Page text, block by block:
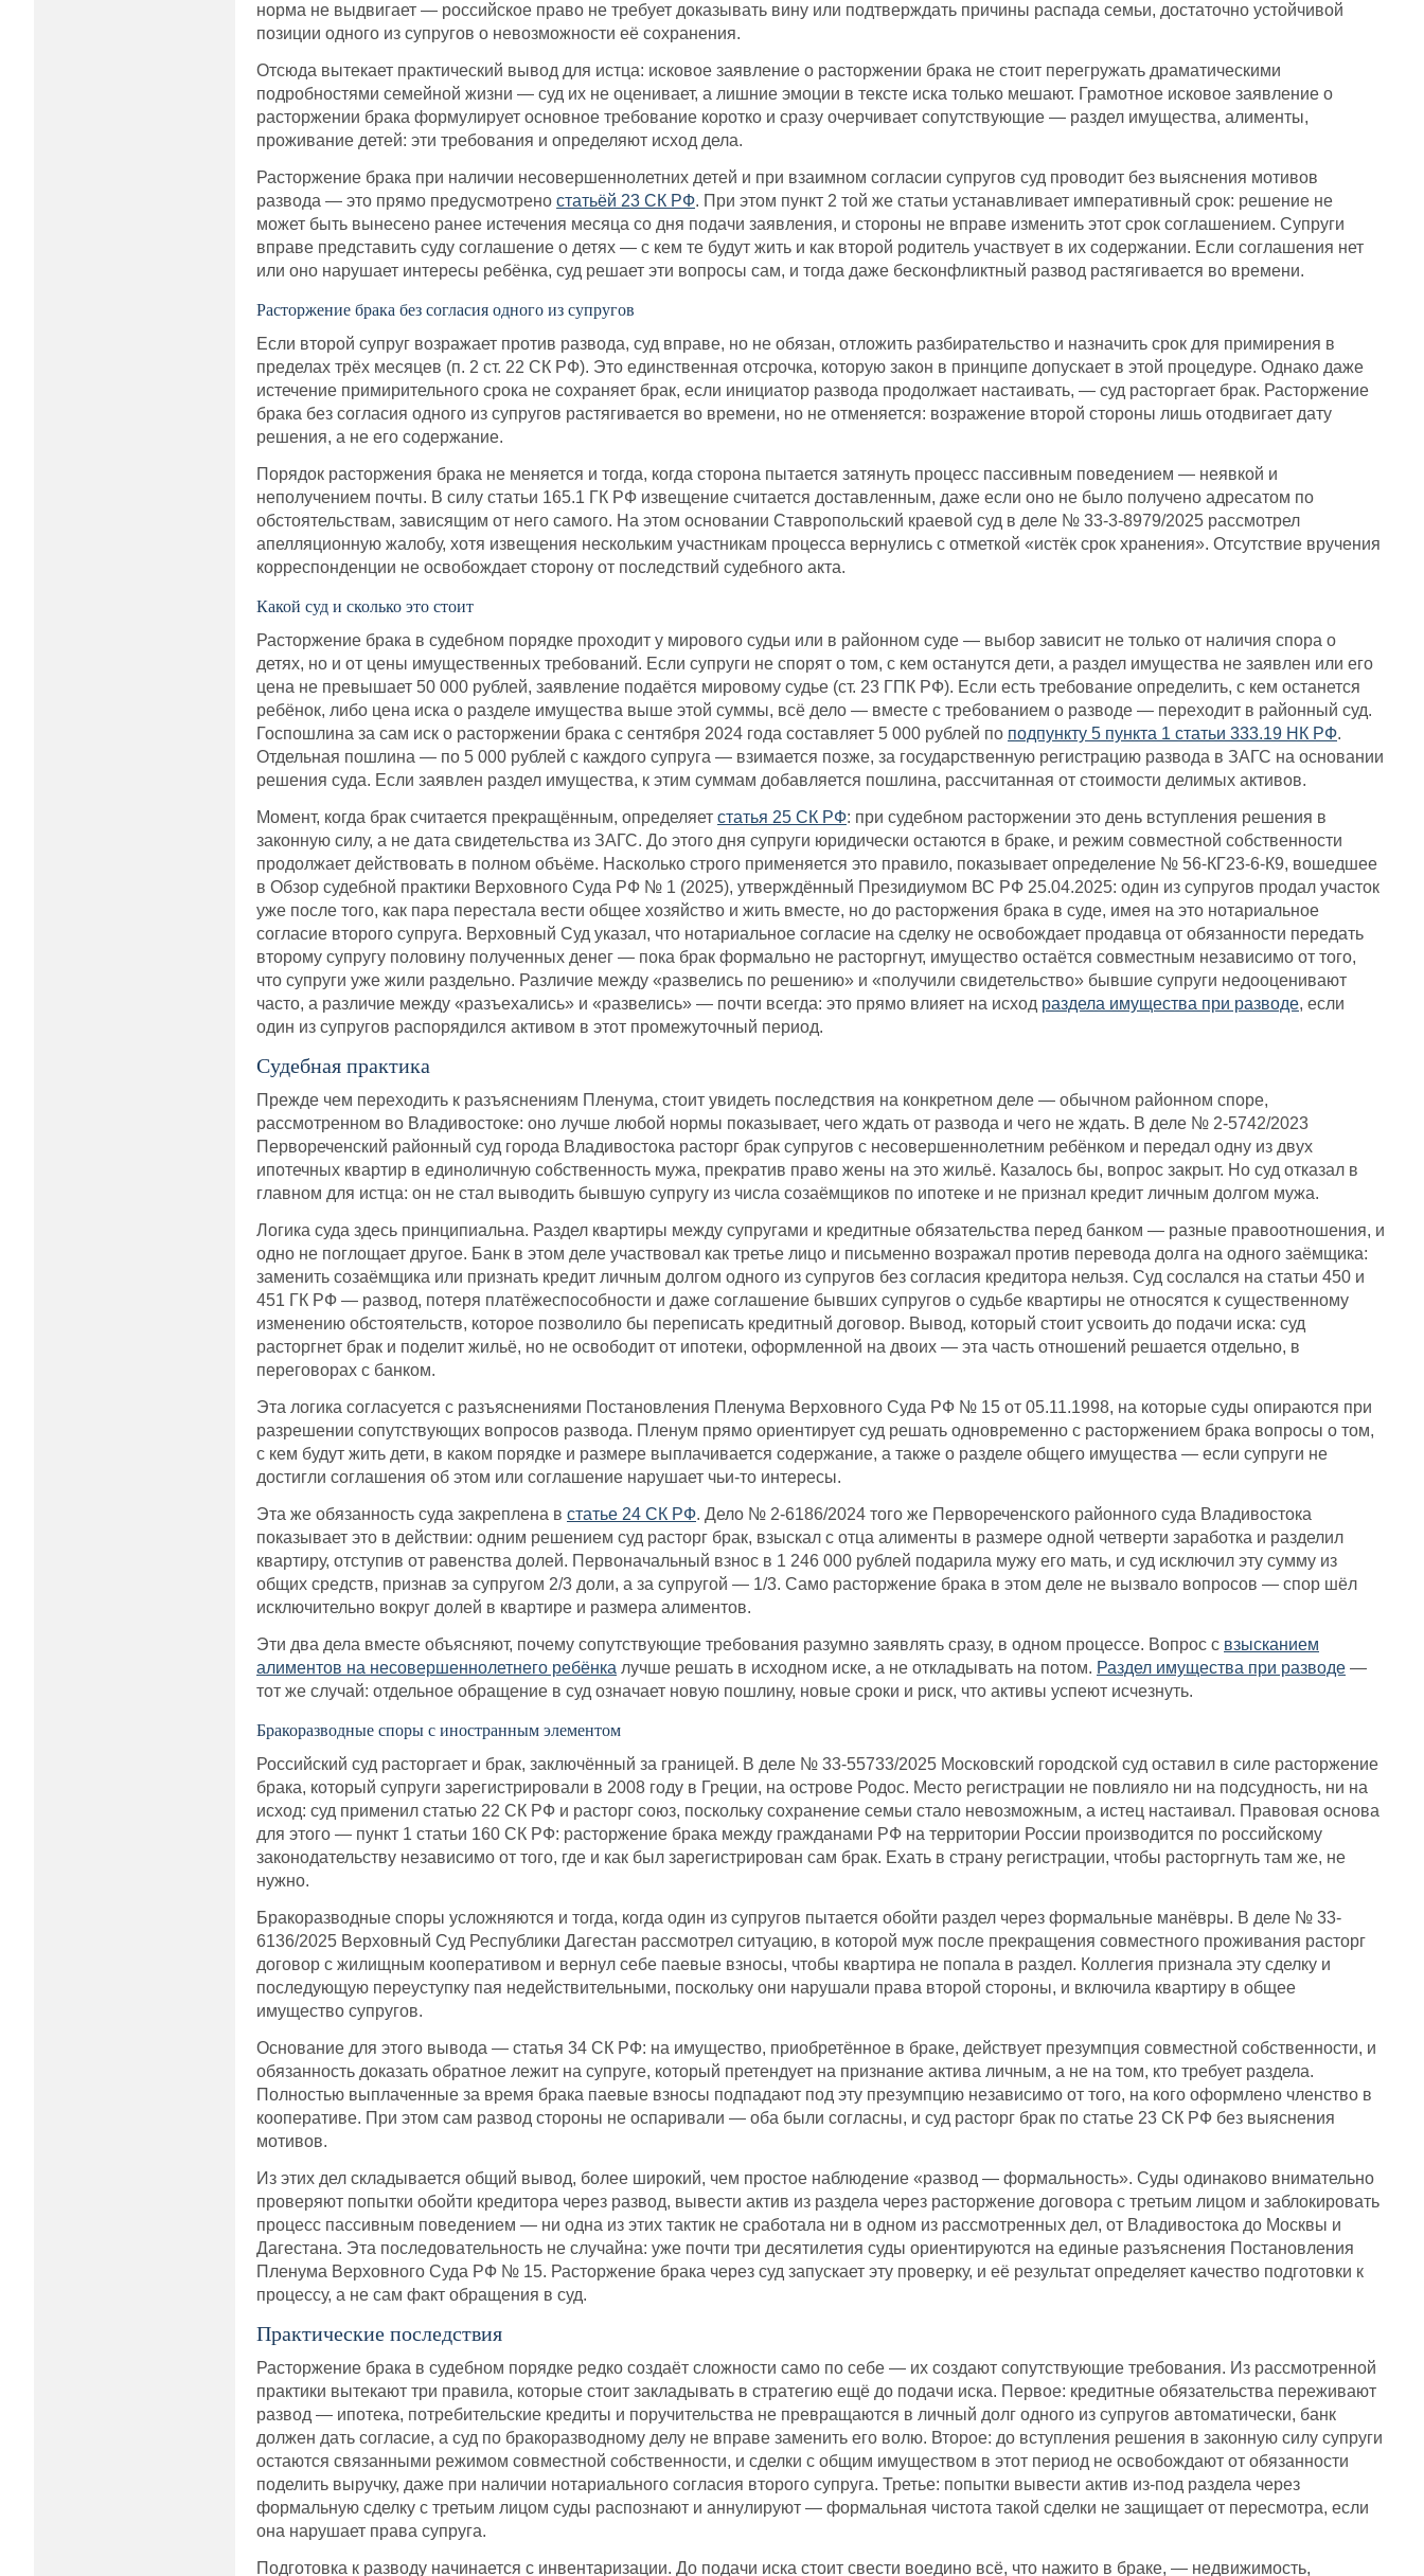
норма не выдвигает — российское право не требует доказывать вину или подтверждать причины распада семьи, достаточно устойчивой
позиции одного из супругов о невозможности её сохранения.
Отсюда вытекает практический вывод для истца: исковое заявление о расторжении брака не стоит перегружать драматическими
подробностями семейной жизни — суд их не оценивает, а лишние эмоции в тексте иска только мешают. Грамотное исковое заявление о
расторжении брака формулирует основное требование коротко и сразу очерчивает сопутствующие — раздел имущества, алименты,
проживание детей: эти требования и определяют исход дела.
Расторжение брака при наличии несовершеннолетних детей и при взаимном согласии супругов суд проводит без выяснения мотивов
развода — это прямо предусмотрено статьёй 23 СК РФ. При этом пункт 2 той же статьи устанавливает императивный срок: решение не
может быть вынесено ранее истечения месяца со дня подачи заявления, и стороны не вправе изменить этот срок соглашением. Супруги
вправе представить суду соглашение о детях — с кем те будут жить и как второй родитель участвует в их содержании. Если соглашения нет
или оно нарушает интересы ребёнка, суд решает эти вопросы сам, и тогда даже бесконфликтный развод растягивается во времени.
Расторжение брака без согласия одного из супругов
Если второй супруг возражает против развода, суд вправе, но не обязан, отложить разбирательство и назначить срок для примирения в
пределах трёх месяцев (п. 2 ст. 22 СК РФ). Это единственная отсрочка, которую закон в принципе допускает в этой процедуре. Однако даже
истечение примирительного срока не сохраняет брак, если инициатор развода продолжает настаивать, — суд расторгает брак. Расторжение
брака без согласия одного из супругов растягивается во времени, но не отменяется: возражение второй стороны лишь отодвигает дату
решения, а не его содержание.
Порядок расторжения брака не меняется и тогда, когда сторона пытается затянуть процесс пассивным поведением — неявкой и
неполучением почты. В силу статьи 165.1 ГК РФ извещение считается доставленным, даже если оно не было получено адресатом по
обстоятельствам, зависящим от него самого. На этом основании Ставропольский краевой суд в деле № 33-3-8979/2025 рассмотрел
апелляционную жалобу, хотя извещения нескольким участникам процесса вернулись с отметкой «истёк срок хранения». Отсутствие вручения
корреспонденции не освобождает сторону от последствий судебного акта.
Какой суд и сколько это стоит
Расторжение брака в судебном порядке проходит у мирового судьи или в районном суде — выбор зависит не только от наличия спора о
детях, но и от цены имущественных требований. Если супруги не спорят о том, с кем останутся дети, а раздел имущества не заявлен или его
цена не превышает 50 000 рублей, заявление подаётся мировому судье (ст. 23 ГПК РФ). Если есть требование определить, с кем останется
ребёнок, либо цена иска о разделе имущества выше этой суммы, всё дело — вместе с требованием о разводе — переходит в районный суд.
Госпошлина за сам иск о расторжении брака с сентября 2024 года составляет 5 000 рублей по подпункту 5 пункта 1 статьи 333.19 НК РФ.
Отдельная пошлина — по 5 000 рублей с каждого супруга — взимается позже, за государственную регистрацию развода в ЗАГС на основании
решения суда. Если заявлен раздел имущества, к этим суммам добавляется пошлина, рассчитанная от стоимости делимых активов.
Момент, когда брак считается прекращённым, определяет статья 25 СК РФ: при судебном расторжении это день вступления решения в
законную силу, а не дата свидетельства из ЗАГС. До этого дня супруги юридически остаются в браке, и режим совместной собственности
продолжает действовать в полном объёме. Насколько строго применяется это правило, показывает определение № 56-КГ23-6-К9, вошедшее
в Обзор судебной практики Верховного Суда РФ № 1 (2025), утверждённый Президиумом ВС РФ 25.04.2025: один из супругов продал участок
уже после того, как пара перестала вести общее хозяйство и жить вместе, но до расторжения брака в суде, имея на это нотариальное
согласие второго супруга. Верховный Суд указал, что нотариальное согласие на сделку не освобождает продавца от обязанности передать
второму супругу половину полученных денег — пока брак формально не расторгнут, имущество остаётся совместным независимо от того,
что супруги уже жили раздельно. Различие между «развелись по решению» и «получили свидетельство» бывшие супруги недооценивают
часто, а различие между «разъехались» и «развелись» — почти всегда: это прямо влияет на исход раздела имущества при разводе, если
один из супругов распорядился активом в этот промежуточный период.
Судебная практика
Прежде чем переходить к разъяснениям Пленума, стоит увидеть последствия на конкретном деле — обычном районном споре,
рассмотренном во Владивостоке: оно лучше любой нормы показывает, чего ждать от развода и чего не ждать. В деле № 2-5742/2023
Первореченский районный суд города Владивостока расторг брак супругов с несовершеннолетним ребёнком и передал одну из двух
ипотечных квартир в единоличную собственность мужа, прекратив право жены на это жильё. Казалось бы, вопрос закрыт. Но суд отказал в
главном для истца: он не стал выводить бывшую супругу из числа созаёмщиков по ипотеке и не признал кредит личным долгом мужа.
Логика суда здесь принципиальна. Раздел квартиры между супругами и кредитные обязательства перед банком — разные правоотношения, и
одно не поглощает другое. Банк в этом деле участвовал как третье лицо и письменно возражал против перевода долга на одного заёмщика:
заменить созаёмщика или признать кредит личным долгом одного из супругов без согласия кредитора нельзя. Суд сослался на статьи 450 и
451 ГК РФ — развод, потеря платёжеспособности и даже соглашение бывших супругов о судьбе квартиры не относятся к существенному
изменению обстоятельств, которое позволило бы переписать кредитный договор. Вывод, который стоит усвоить до подачи иска: суд
расторгнет брак и поделит жильё, но не освободит от ипотеки, оформленной на двоих — эта часть отношений решается отдельно, в
переговорах с банком.
Эта логика согласуется с разъяснениями Постановления Пленума Верховного Суда РФ № 15 от 05.11.1998, на которые суды опираются при
разрешении сопутствующих вопросов развода. Пленум прямо ориентирует суд решать одновременно с расторжением брака вопросы о том,
с кем будут жить дети, в каком порядке и размере выплачивается содержание, а также о разделе общего имущества — если супруги не
достигли соглашения об этом или соглашение нарушает чьи-то интересы.
Эта же обязанность суда закреплена в статье 24 СК РФ. Дело № 2-6186/2024 того же Первореченского районного суда Владивостока
показывает это в действии: одним решением суд расторг брак, взыскал с отца алименты в размере одной четверти заработка и разделил
квартиру, отступив от равенства долей. Первоначальный взнос в 1 246 000 рублей подарила мужу его мать, и суд исключил эту сумму из
общих средств, признав за супругом 2/3 доли, а за супругой — 1/3. Само расторжение брака в этом деле не вызвало вопросов — спор шёл
исключительно вокруг долей в квартире и размера алиментов.
Эти два дела вместе объясняют, почему сопутствующие требования разумно заявлять сразу, в одном процессе. Вопрос с взысканием
алиментов на несовершеннолетнего ребёнка лучше решать в исходном иске, а не откладывать на потом. Раздел имущества при разводе —
тот же случай: отдельное обращение в суд означает новую пошлину, новые сроки и риск, что активы успеют исчезнуть.
Бракоразводные споры с иностранным элементом
Российский суд расторгает и брак, заключённый за границей. В деле № 33-55733/2025 Московский городской суд оставил в силе расторжение
брака, который супруги зарегистрировали в 2008 году в Греции, на острове Родос. Место регистрации не повлияло ни на подсудность, ни на
исход: суд применил статью 22 СК РФ и расторг союз, поскольку сохранение семьи стало невозможным, а истец настаивал. Правовая основа
для этого — пункт 1 статьи 160 СК РФ: расторжение брака между гражданами РФ на территории России производится по российскому
законодательству независимо от того, где и как был зарегистрирован сам брак. Ехать в страну регистрации, чтобы расторгнуть там же, не
нужно.
Бракоразводные споры усложняются и тогда, когда один из супругов пытается обойти раздел через формальные манёвры. В деле № 33-
6136/2025 Верховный Суд Республики Дагестан рассмотрел ситуацию, в которой муж после прекращения совместного проживания расторг
договор с жилищным кооперативом и вернул себе паевые взносы, чтобы квартира не попала в раздел. Коллегия признала эту сделку и
последующую переуступку пая недействительными, поскольку они нарушали права второй стороны, и включила квартиру в общее
имущество супругов.
Основание для этого вывода — статья 34 СК РФ: на имущество, приобретённое в браке, действует презумпция совместной собственности, и
обязанность доказать обратное лежит на супруге, который претендует на признание актива личным, а не на том, кто требует раздела.
Полностью выплаченные за время брака паевые взносы подпадают под эту презумпцию независимо от того, на кого оформлено членство в
кооперативе. При этом сам развод стороны не оспаривали — оба были согласны, и суд расторг брак по статье 23 СК РФ без выяснения
мотивов.
Из этих дел складывается общий вывод, более широкий, чем простое наблюдение «развод — формальность». Суды одинаково внимательно
проверяют попытки обойти кредитора через развод, вывести актив из раздела через расторжение договора с третьим лицом и заблокировать
процесс пассивным поведением — ни одна из этих тактик не сработала ни в одном из рассмотренных дел, от Владивостока до Москвы и
Дагестана. Эта последовательность не случайна: уже почти три десятилетия суды ориентируются на единые разъяснения Постановления
Пленума Верховного Суда РФ № 15. Расторжение брака через суд запускает эту проверку, и её результат определяет качество подготовки к
процессу, а не сам факт обращения в суд.
Практические последствия
Расторжение брака в судебном порядке редко создаёт сложности само по себе — их создают сопутствующие требования. Из рассмотренной
практики вытекают три правила, которые стоит закладывать в стратегию ещё до подачи иска. Первое: кредитные обязательства переживают
развод — ипотека, потребительские кредиты и поручительства не превращаются в личный долг одного из супругов автоматически, банк
должен дать согласие, а суд по бракоразводному делу не вправе заменить его волю. Второе: до вступления решения в законную силу супруги
остаются связанными режимом совместной собственности, и сделки с общим имуществом в этот период не освобождают от обязанности
поделить выручку, даже при наличии нотариального согласия второго супруга. Третье: попытки вывести актив из-под раздела через
формальную сделку с третьим лицом суды распознают и аннулируют — формальная чистота такой сделки не защищает от пересмотра, если
она нарушает права супруга.
Подготовка к разводу начинается с инвентаризации. До подачи иска стоит свести воедино всё, что нажито в браке, — недвижимость,